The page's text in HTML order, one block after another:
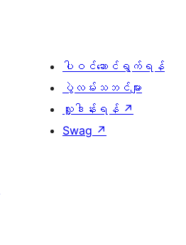
ပါဝင်ဆောင်ရွက်ရန်
ပွဲလမ်းသဘင်များ
လှူဒါန်းရန် ↗
Swag ↗